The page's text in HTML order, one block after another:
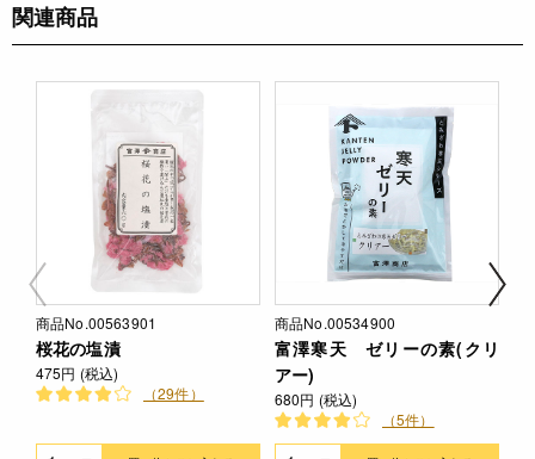
関連商品
商品No.00563901
桜花の塩漬
475円 (税込)
（29件）
商品No.00534900
富澤寒天 ゼリーの素(クリ
アー)
680円 (税込)
（5件）